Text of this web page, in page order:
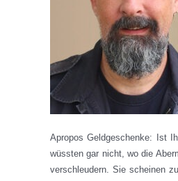
Apropos Geldgeschenke: Ist
wüssten gar nicht, wo die
verschleudern. Sie scheinen